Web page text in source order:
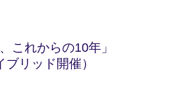
これからの10年」
リッド開催）